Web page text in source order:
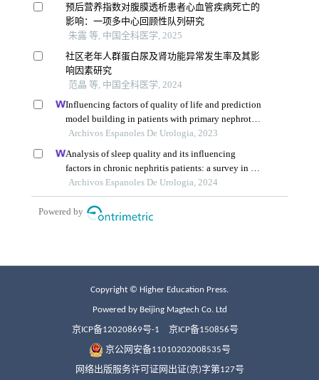
Copyright © Higher Education Press.
Powered by Beijing Magtech Co. Ltd
京ICP备12020869号-1 京ICP备150856号
京公网安备11010202008535号
网络出版服务许可证网出证(京)字第127号